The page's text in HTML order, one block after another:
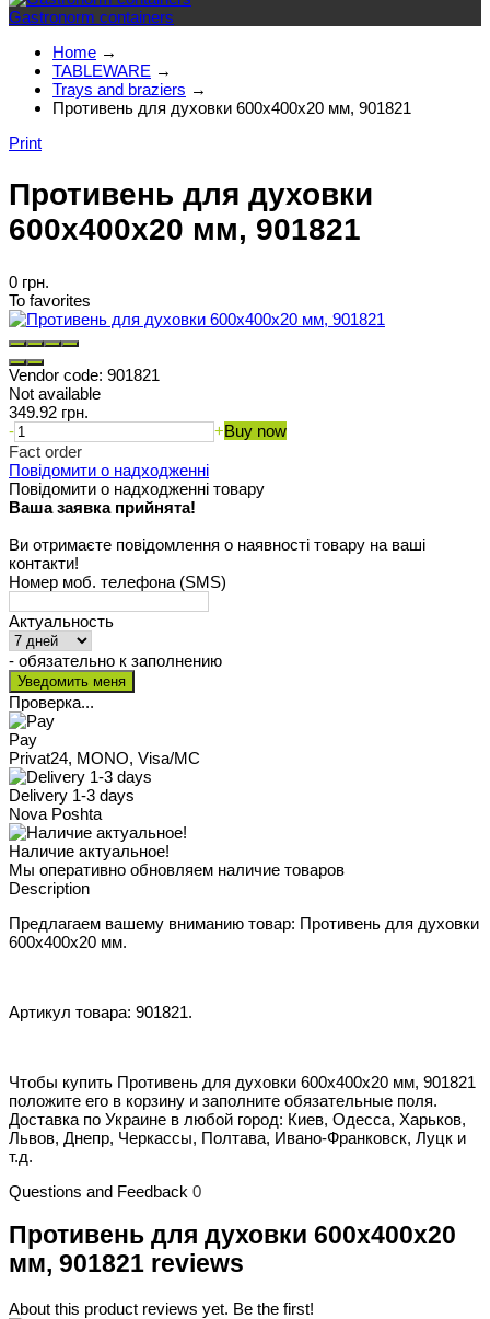
Gastronorm containers
Home →
TABLEWARE →
Trays and braziers →
Противень для духовки 600х400х20 мм, 901821
Print
Противень для духовки
600х400х20 мм, 901821
0 грн.
To favorites
Vendor code: 901821
Not available
349.92 грн.
-
+Buy now
Fact order
Повідомити о надходженні
Повідомити о надходженні товару
Ваша заявка прийнята!
Ви отримаєте повідомлення о наявності товару на ваші
контакти!
Номер моб. телефона (SMS)
Актуальность
- обязательно к заполнению
Проверка...
Pay
Privat24, MONO, Visa/MC
Delivery 1-3 days
Nova Poshta
Наличие актуальное!
Мы оперативно обновляем наличие товаров
Description
Предлагаем вашему вниманию товар: Противень для духовки
600х400х20 мм.
Артикул товара: 901821.
Чтобы купить Противень для духовки 600х400х20 мм, 901821
положите его в корзину и заполните обязательные поля.
Доставка по Украине в любой город: Киев, Одесса, Харьков,
Львов, Днепр, Черкассы, Полтава, Ивано-Франковск, Луцк и
т.д.
Questions and Feedback 0
Противень для духовки 600х400х20
мм, 901821 reviews
About this product reviews yet. Be the first!